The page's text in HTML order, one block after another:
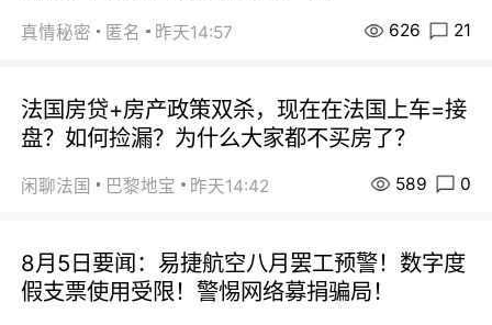
真情秘密 匿名 昨天14:57 626 21
法国房贷+房产政策双杀，现在在法国上车=接
盘？如何捡漏？为什么大家都不买房了？
闲聊法国 巴黎地宝 昨天14:42 589 0
8月5日要闻：易捷航空八月罢工预警！数字度
假支票使用受限！警惕网络募捐骗局！